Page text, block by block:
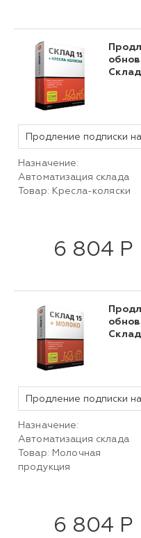
Назначение:
Автоматизация склада
Товар: Кресла-коляски
6 804 Р
Назначение:
Автоматизация склада
Товар: Молочная
продукция
6 804 Р